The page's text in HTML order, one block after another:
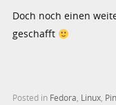
Doch noch einen
geschafft
Posted in Fedora, Linux,